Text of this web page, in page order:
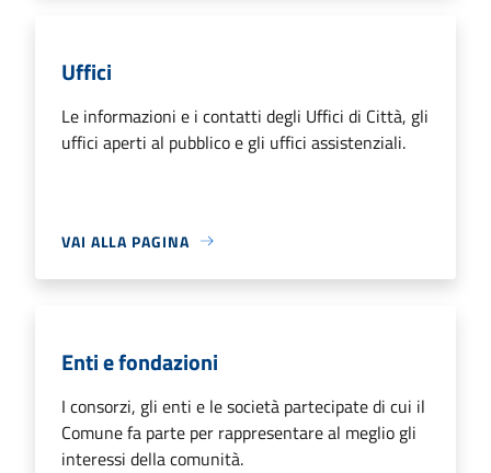
Uffici
Le informazioni e i contatti degli Uffici di Città, gli
uffici aperti al pubblico e gli uffici assistenziali.
VAI ALLA PAGINA
Enti e fondazioni
I consorzi, gli enti e le società partecipate di cui il
Comune fa parte per rappresentare al meglio gli
interessi della comunità.